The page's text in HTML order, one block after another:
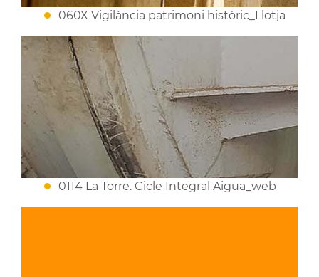
060X Vigilància patrimoni històric_Llotja
0114 La Torre. Cicle Integral Aigua_web